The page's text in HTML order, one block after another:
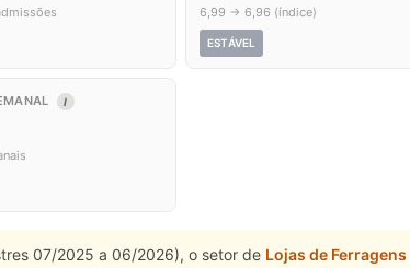
6,99 → 6,96 (índice)
ESTÁVEL
I
07/2025 a 06/2026), o setor de Lojas de Ferragens